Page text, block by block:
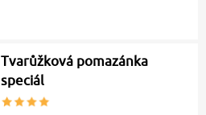
Tvarůžková pomazánka
speciál